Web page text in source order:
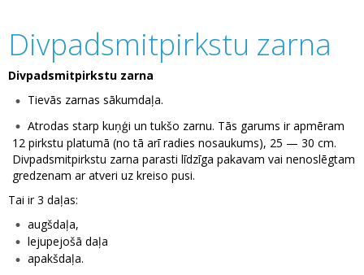
Divpadsmitpirkstu zarna
Divpadsmitpirkstu zarna
Tievās zarnas sākumdaļa.
Atrodas starp kuņģi un tukšo zarnu. Tās garums ir apmēram
12 pirkstu platumā (no tā arī radies nosaukums), 25 — 30 cm.
Divpadsmitpirkstu zarna parasti līdzīga pakavam vai nenoslēgtam
gredzenam ar atveri uz kreiso pusi.
Tai ir 3 daļas:
augšdaļa,
lejupejošā daļa
apakšdaļa.